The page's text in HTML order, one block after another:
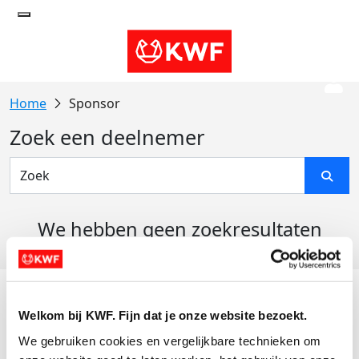
Welkom bij KWF. Fijn dat je onze website bezoekt.
We gebruiken cookies en vergelijkbare technieken om
Sponsor
Zoek een deelnemer
We hebben geen zoekresultaten
Actiematerialen
Evenementen